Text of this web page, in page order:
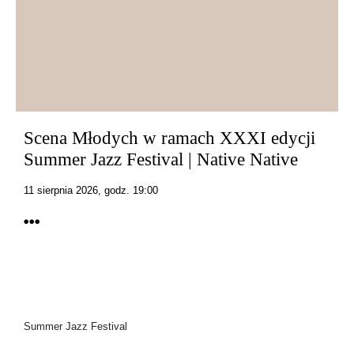
Scena Młodych w ramach XXXI edycji
Summer Jazz Festival | Native Native
11 sierpnia 2026, godz. 19:00
Summer Jazz Festival